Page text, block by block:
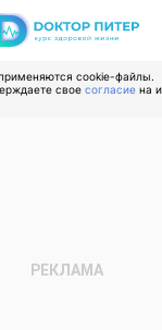
cookie-файлы.
свое согласие на